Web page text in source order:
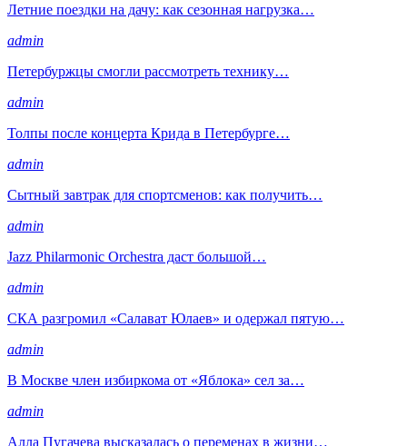
Летние поездки на дачу: как сезонная нагрузка…
admin
Петербуржцы смогли рассмотреть технику…
admin
Толпы после концерта Крида в Петербурге…
admin
Сытный завтрак для спортсменов: как получить…
admin
Jazz Philarmonic Orchestra даст большой…
admin
СКА разгромил «Салават Юлаев» и одержал пятую…
admin
В Москве член избиркома от «Яблока» сел за…
admin
Алла Пугачева высказалась о переменах в жизни…